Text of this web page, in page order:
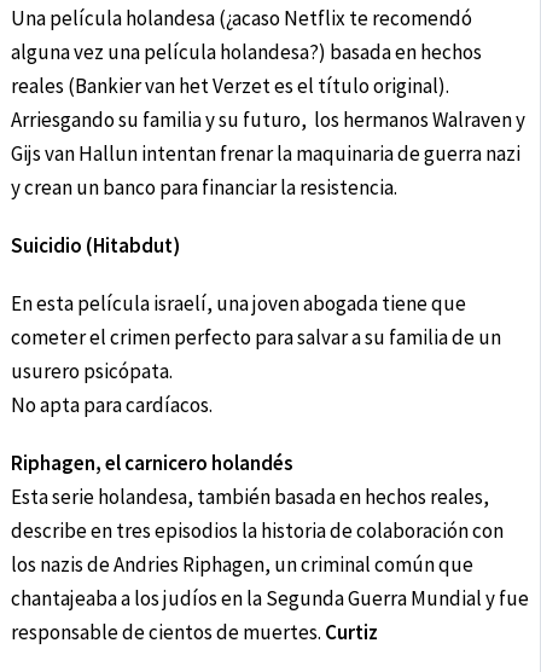
Una película holandesa (¿acaso Netflix te recomendó
alguna vez una película holandesa?) basada en hechos
reales (Bankier van het Verzet es el título original).
Arriesgando su familia y su futuro, los hermanos Walraven y
Gijs van Hallun intentan frenar la maquinaria de guerra nazi
y crean un banco para financiar la resistencia.
Suicidio (Hitabdut)
En esta película israelí, una joven abogada tiene que
cometer el crimen perfecto para salvar a su familia de un
usurero psicópata.
No apta para cardíacos.
Riphagen, el carnicero holandés
Esta serie holandesa, también basada en hechos reales,
describe en tres episodios la historia de colaboración con
los nazis de Andries Riphagen, un criminal común que
chantajeaba a los judíos en la Segunda Guerra Mundial y fue
responsable de cientos de muertes. Curtiz